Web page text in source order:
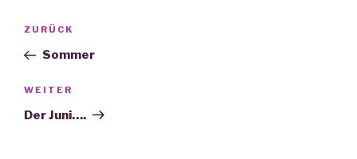
Beitrags-
Vorheriger
Beitrag
ZURÜCK
Sommer
Nächster
Beitrag
WEITER
Der Juni….